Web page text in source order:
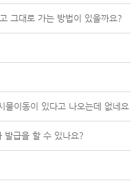
그대로 가는 방법이 있을까요?
물이동이 있다고 나오는데 없네요
발급을 할 수 있나요?